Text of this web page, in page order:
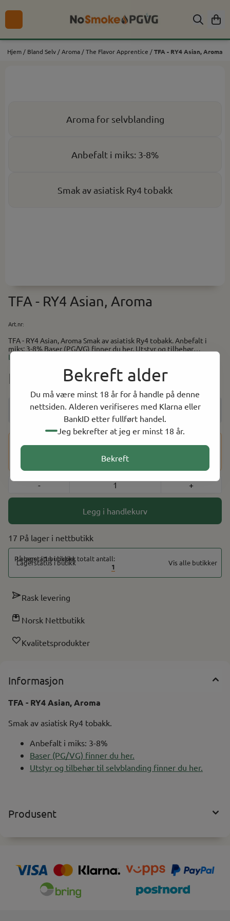
Bekreft alder
Du må være minst 18 år for å handle på denne
nettsiden. Alderen verifiseres med Klarna eller
BankID etter fullført handel.
Jeg bekrefter at jeg er minst 18 år.
Bekreft
Hopp til innhold
Hjem / Bland Selv /Aroma /The Flavor Apprentice /TFA - RY4 Asian, Aroma
Aroma for selvblanding
Anbefalt i miks: 3-8%
Smak av asiatisk Ry4 tobakk
TFA - RY4 Asian, Aroma
Art.nr:
TFA - RY4 Asian, Aroma Smak av asiatisk Ry4 tobakk. Anbefalt i
miks: 3-8% Baser (PG/VG) finner du her. Utstyr og tilbehør
til selvblanding finner du her.
Les mer
NOK 39.00
din ved hjelp av BankID for å fullføre bestillingen.
- +
Legg i handlekurv
17 På lager
På lager i1butikker, totalt antall:
1
Vis alle butikker
Rask levering
Norsk Nettbutikk
Kvalitetsprodukter
Informasjon
TFA - RY4 Asian, Aroma
Smak av asiatisk Ry4 tobakk.
Anbefalt i miks: 3-8%
Baser (PG/VG) finner du her.
Utstyr og tilbehør til selvblanding finner du her.
Produsent